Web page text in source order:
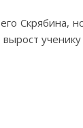
Скрябина,